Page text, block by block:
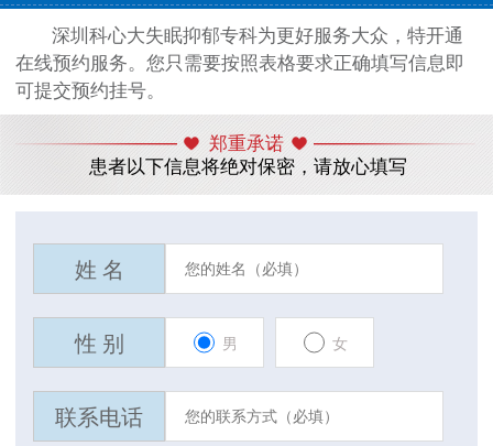
深圳科心大失眠抑郁专科为更好服务大众，特开通
在线预约服务。您只需要按照表格要求正确填写信息即
可提交预约挂号。
郑重承诺
患者以下信息将绝对保密，请放心填写
姓 名
性 别 男 女
联系电话